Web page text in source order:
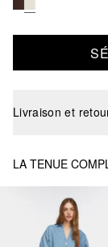
Livraison et
LA TENUE